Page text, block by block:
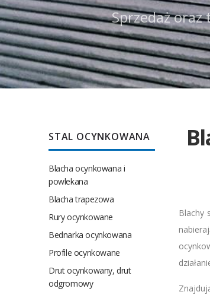
Sprzedaż
STAL OCYNKOWANA
Blacha ocynkowana i
powlekana
Blacha trapezowa
Rury ocynkowane
Bednarka ocynkowana
Profile ocynkowane
Drut ocynkowany, drut
odgromowy
Blachy